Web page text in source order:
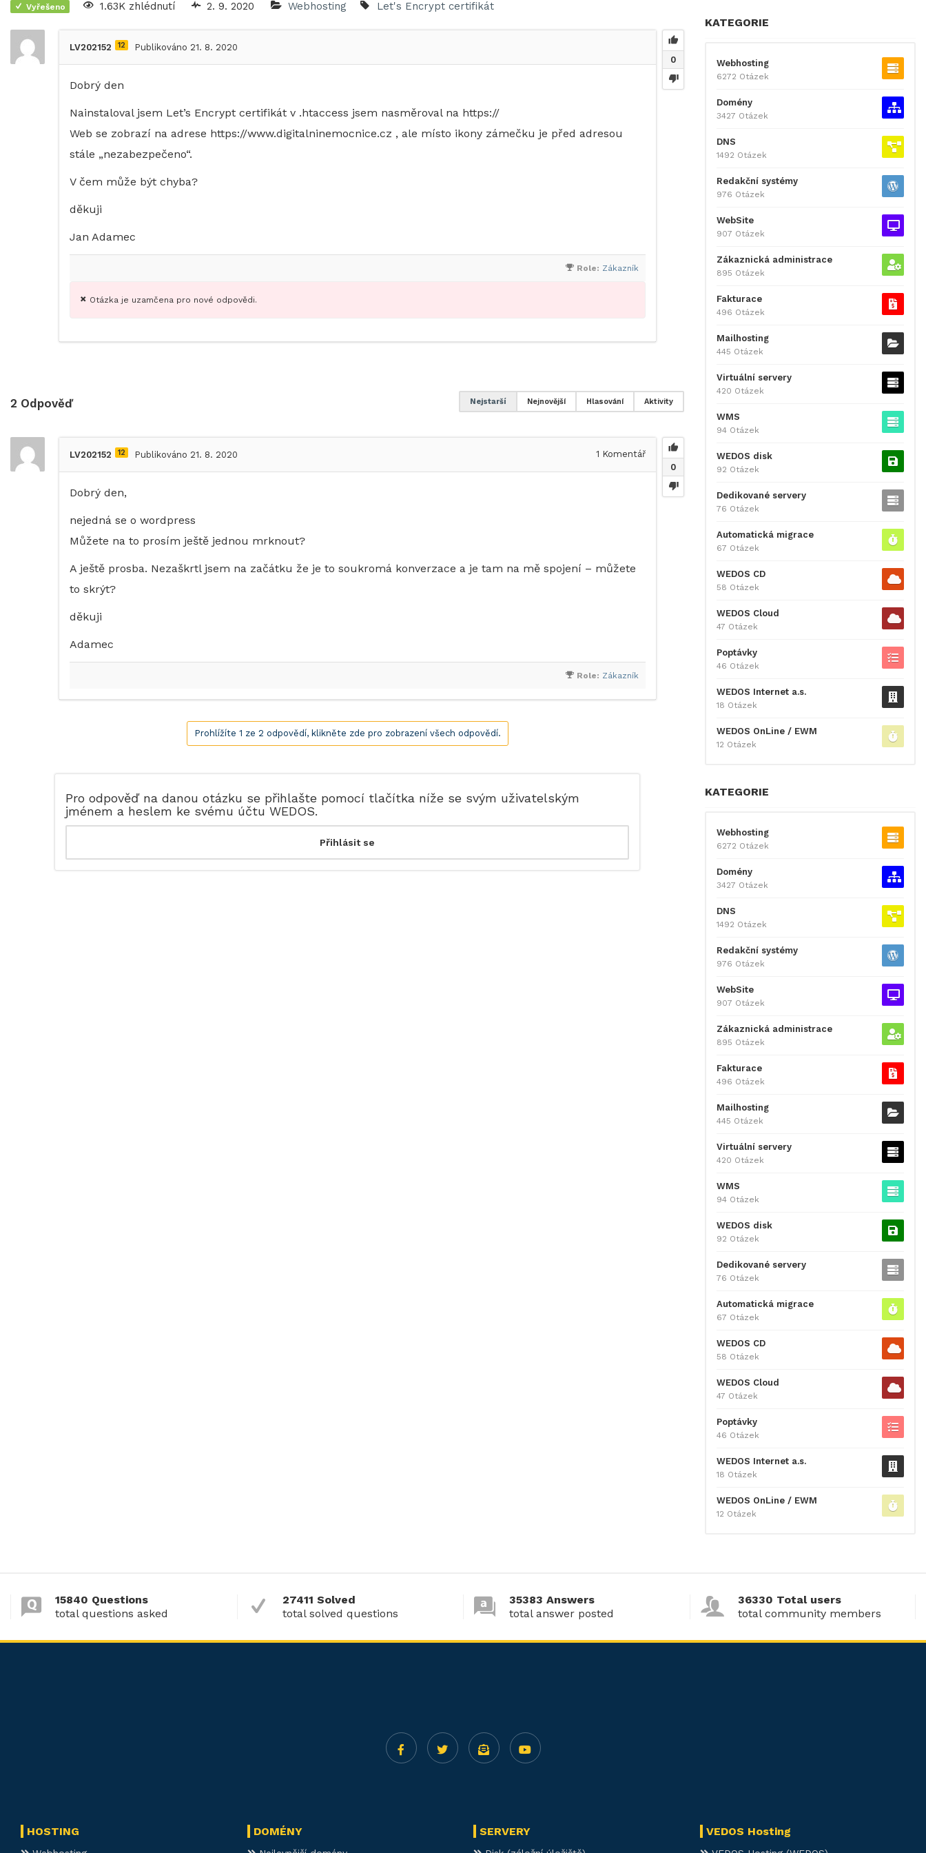
Vyřešeno 1.63K zhlédnutí 2. 9. 2020 Webhosting Let's Encrypt certifikát
0
LV202152 12 Publikováno 21. 8. 2020
Dobrý den
Nainstaloval jsem Let’s Encrypt certifikát v .htaccess jsem nasměroval na https://
Web se zobrazí na adrese https://www.digitalninemocnice.cz , ale místo ikony zámečku je před adresou
stále „nezabezpečeno“.
V čem může být chyba?
děkuji
Jan Adamec
Role: Zákazník
Otázka je uzamčena pro nové odpovědi.
2 Odpověď Aktivity
Hlasování
Nejnovější
Nejstarší
0
LV202152 12 Publikováno 21. 8. 2020 1 Komentář
Dobrý den,
nejedná se o wordpress
Můžete na to prosím ještě jednou mrknout?
A ještě prosba. Nezaškrtl jsem na začátku že je to soukromá konverzace a je tam na mě spojení – můžete
to skrýt?
děkuji
Adamec
Role: Zákazník
Prohlížíte 1 ze 2 odpovědí, klikněte zde pro zobrazení všech odpovědí.
Pro odpověď na danou otázku se přihlašte pomocí tlačítka níže se svým uživatelským
jménem a heslem ke svému účtu WEDOS.
KATEGORIE
Webhosting
6272 Otázek
Domény
3427 Otázek
DNS
1492 Otázek
Redakční systémy
976 Otázek
WebSite
907 Otázek
Zákaznická administrace
895 Otázek
Fakturace
496 Otázek
Mailhosting
445 Otázek
Virtuální servery
420 Otázek
WMS
94 Otázek
WEDOS disk
92 Otázek
Dedikované servery
76 Otázek
Automatická migrace
67 Otázek
WEDOS CD
58 Otázek
WEDOS Cloud
47 Otázek
Poptávky
46 Otázek
WEDOS Internet a.s.
18 Otázek
WEDOS OnLine / EWM
12 Otázek
KATEGORIE
Webhosting
6272 Otázek
Domény
3427 Otázek
DNS
1492 Otázek
Redakční systémy
976 Otázek
WebSite
907 Otázek
Zákaznická administrace
895 Otázek
Fakturace
496 Otázek
Mailhosting
445 Otázek
Virtuální servery
420 Otázek
WMS
94 Otázek
WEDOS disk
92 Otázek
Dedikované servery
76 Otázek
Automatická migrace
67 Otázek
WEDOS CD
58 Otázek
WEDOS Cloud
47 Otázek
Poptávky
46 Otázek
WEDOS Internet a.s.
18 Otázek
WEDOS OnLine / EWM
12 Otázek
15840 Questions
total questions asked
27411 Solved
total solved questions
35383 Answers
total answer posted
36330 Total users
total community members
HOSTING DOMÉNY SERVERY VEDOS Hosting